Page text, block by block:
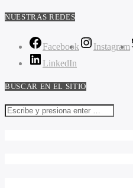
NUESTRAS REDES
Facebook Instagram
LinkedIn
BUSCAR EN EL SITIO